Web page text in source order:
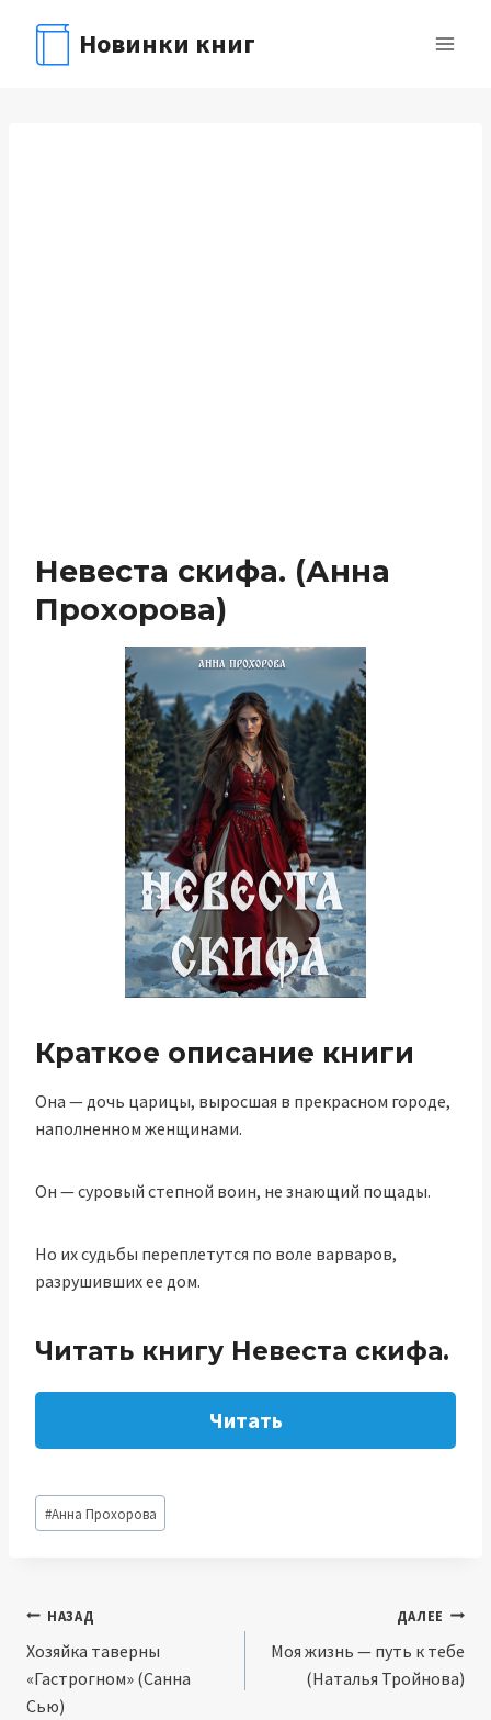
содержимому
Новинки книг
Невеста скифа. (Анна
Прохорова)
Краткое описание книги
Она — дочь царицы, выросшая в прекрасном городе,
наполненном женщинами.
Он — суровый степной воин, не знающий пощады.
Но их судьбы переплетутся по воле варваров,
разрушивших ее дом.
Читать книгу Невеста скифа.
Читать
Метки
записи:
#Анна Прохорова
Навигация
по
записям
НАЗАД
Хозяйка таверны
«Гастрогном» (Санна
Сью)
ДАЛЕЕ
Моя жизнь — путь к тебе
(Наталья Тройнова)